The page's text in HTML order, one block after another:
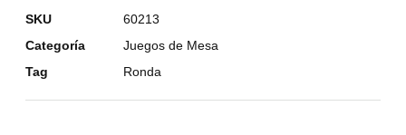
SKU
60213
Categoría
Juegos de Mesa
Tag
Ronda